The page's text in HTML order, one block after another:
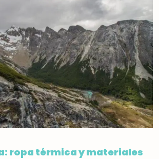
ropa térmica y materiales